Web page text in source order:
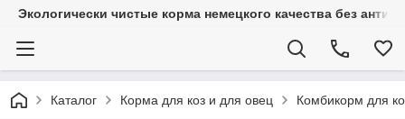
Экологически чистые корма немецкого качества без
Каталог Корма для коз и для овец Комбикорм для